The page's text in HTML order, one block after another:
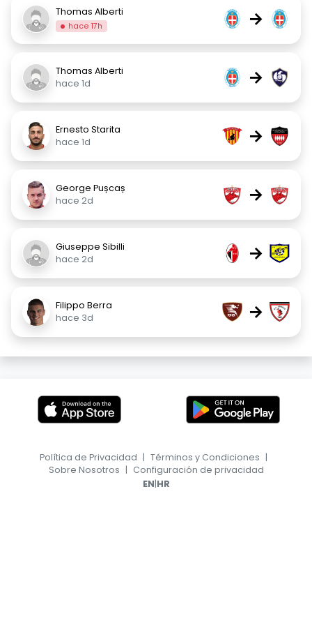
Thomas Alberti
hace 17h →
Thomas Alberti
hace 1d
→
Ernesto Starita
hace 1d
→
George Pușcaș
hace 2d
→
Giuseppe Sibilli
hace 2d
→
Filippo Berra
hace 3d
→
Política de Privacidad | Términos y Condiciones |
Sobre Nosotros | Configuración de privacidad
EN|HR